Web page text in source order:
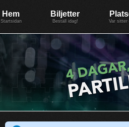
Hem
Startsidan
Biljetter
Beställ idag! Var sitter